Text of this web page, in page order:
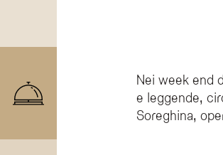
Nei week end
e leggende,
Soreghina,